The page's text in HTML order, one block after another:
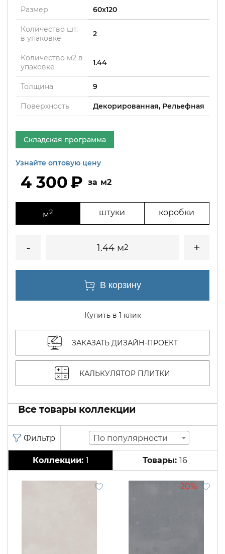
Размер 60x120
Количество шт.
в упаковке
2
Количество м2 в
упаковке
1.44
Толщина 9
Поверхность Декорированная, Рельефная
Складская программа
Узнайте оптовую цену
4 300 м2
м2 штуки коробки
1.44 м2
Купить в 1 клик
ЗАКАЗАТЬ ДИЗАЙН-ПРОЕКТ
КАЛЬКУЛЯТОР ПЛИТКИ
Все товары коллекции
По популярности
1 16
20